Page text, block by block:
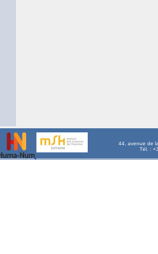
44, avenue de
Tél. :